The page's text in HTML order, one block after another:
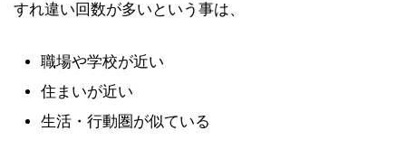
すれ違い回数が多いという事は、
職場や学校が近い
住まいが近い
生活・行動圏が似ている